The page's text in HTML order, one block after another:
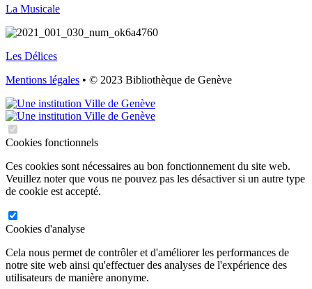
La Musicale
Les Délices
Mentions légales • © 2023 Bibliothèque de Genève
Cookies fonctionnels
Ces cookies sont nécessaires au bon fonctionnement du site web.
Veuillez noter que vous ne pouvez pas les désactiver si un autre type
de cookie est accepté.
Cookies d'analyse
Cela nous permet de contrôler et d'améliorer les performances de
notre site web ainsi qu'effectuer des analyses de l'expérience des
utilisateurs de manière anonyme.